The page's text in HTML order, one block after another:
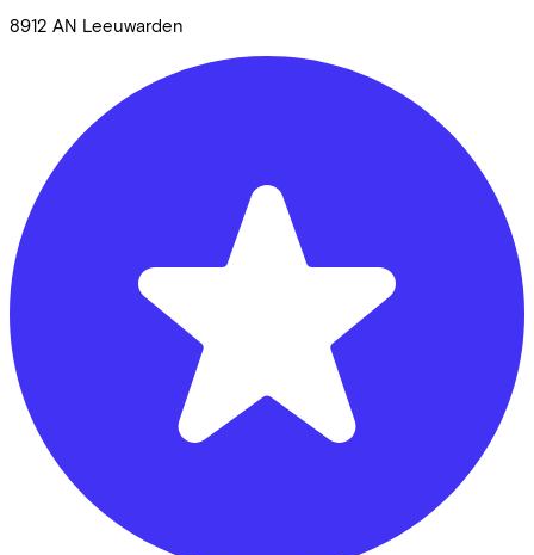
8912 AN Leeuwarden